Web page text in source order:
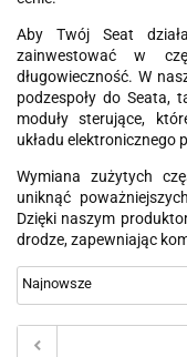
Aby Twój Seat
zainwestować w
długowieczność. W
podzespoły do Seata,
moduły sterujące,
układu elektronicznego
Wymiana zużytych
uniknąć
Dzięki naszym
drodze, zapewniając